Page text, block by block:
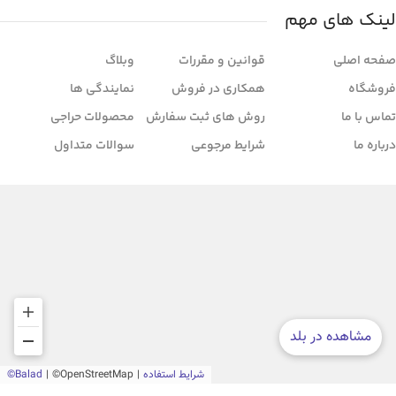
لینک های مهم
صفحه اصلی
فروشگاه
تماس با ما
درباره ما
قوانین و مقررات
همکاری در فروش
روش های ثبت سفارش
شرایط مرجوعی
وبلاگ
نمایندگی ها
محصولات حراجی
سوالات متداول